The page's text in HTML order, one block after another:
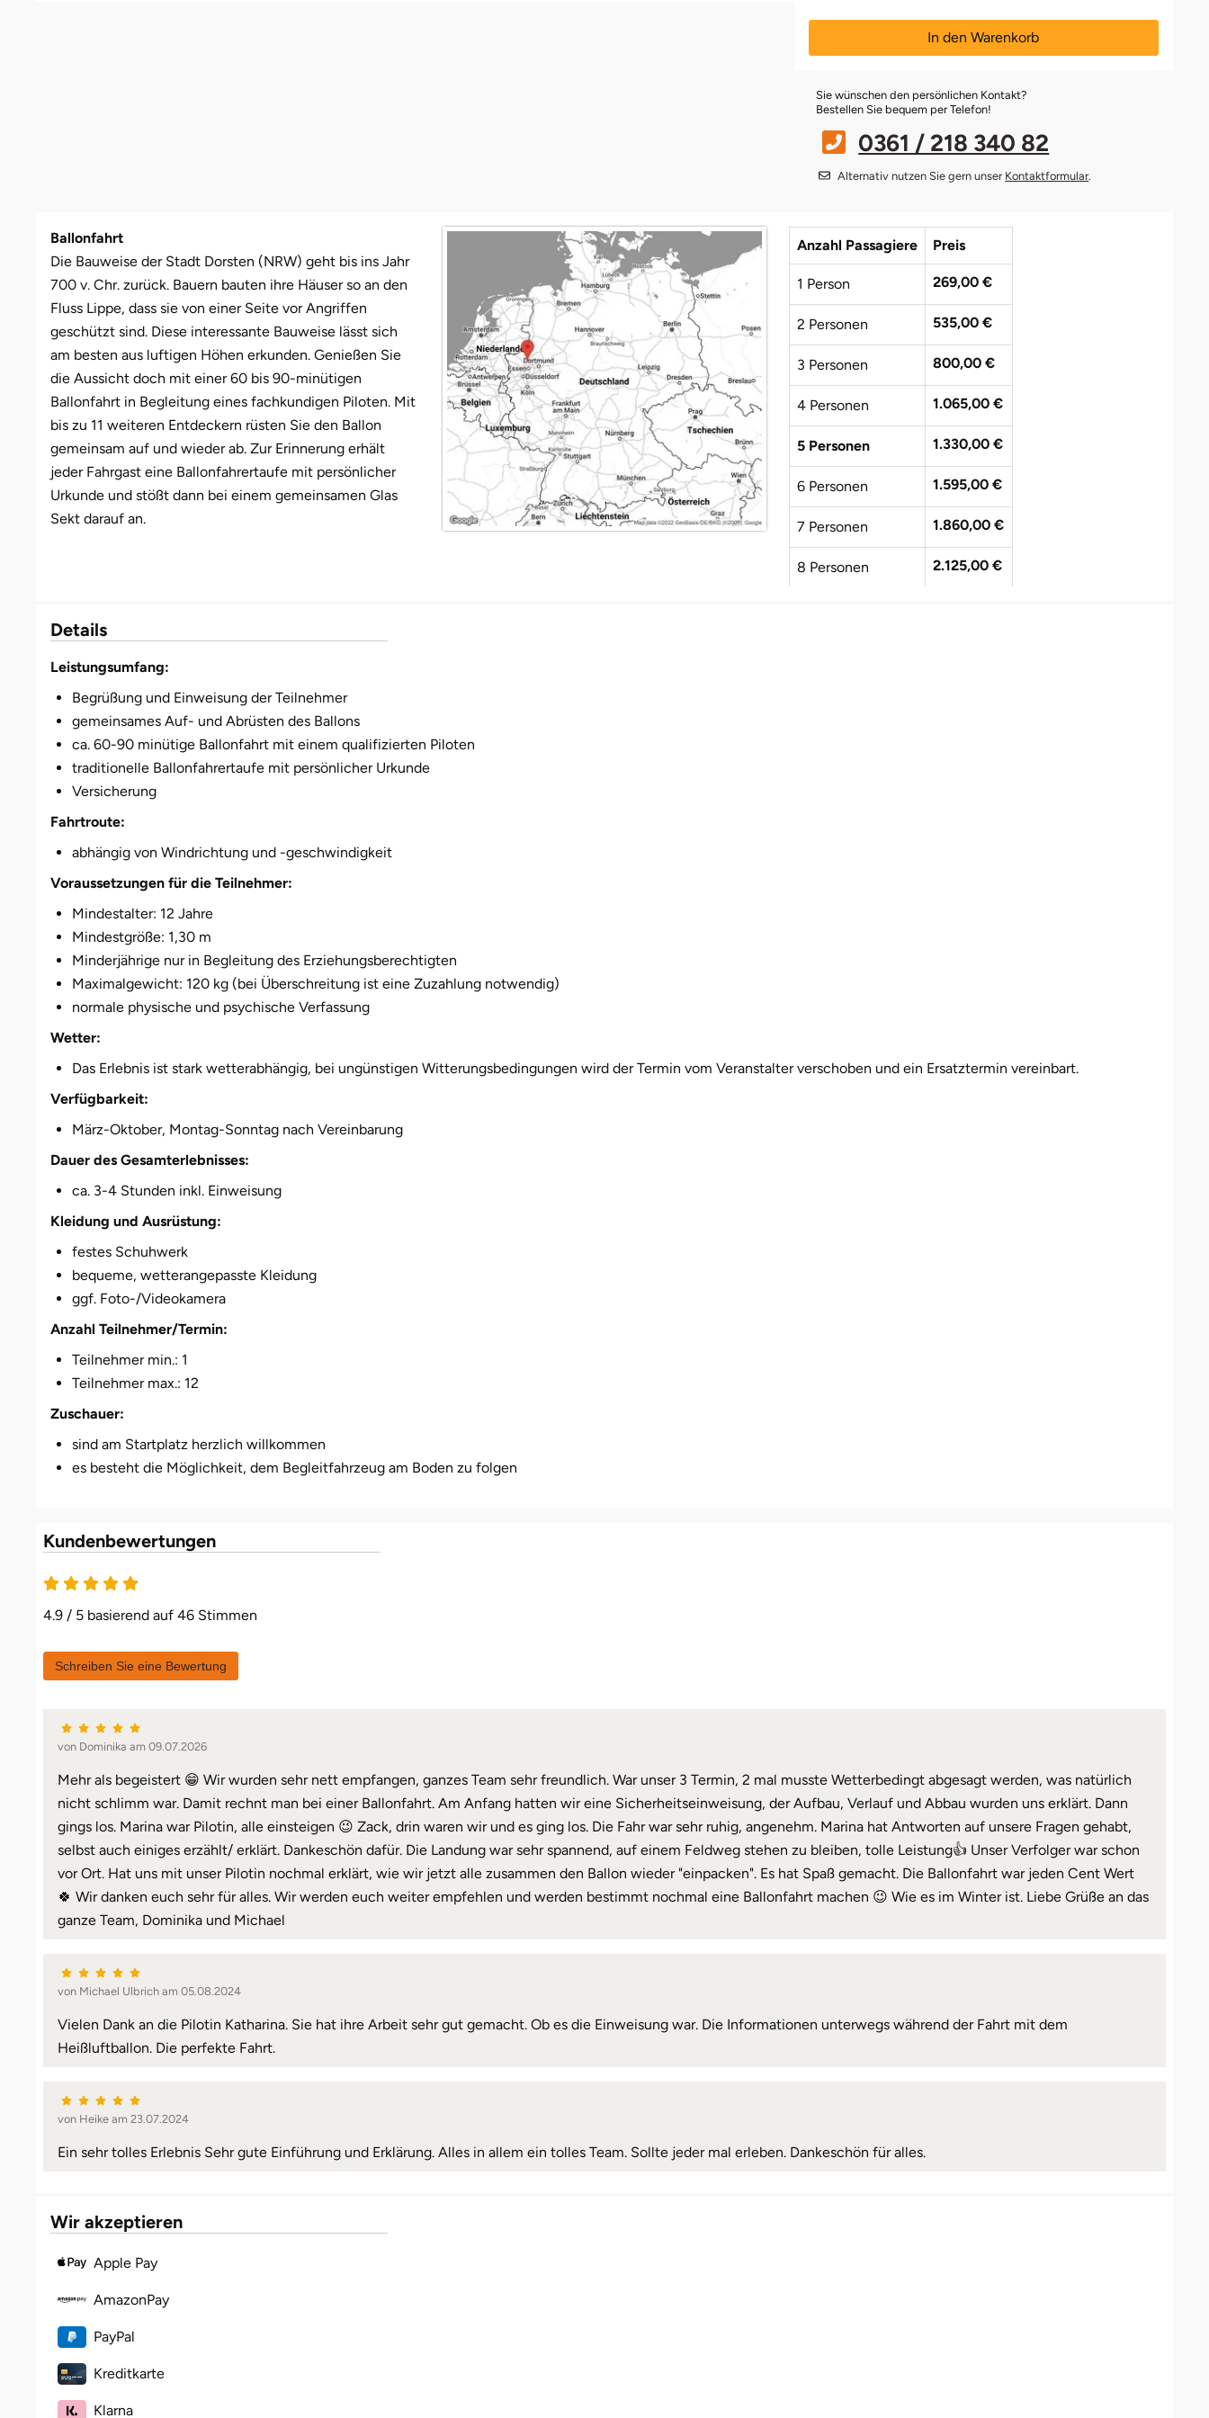
In den Warenkorb
Sie wünschen den persönlichen Kontakt?
Bestellen Sie bequem per Telefon!
0361 / 218 340 82
Alternativ nutzen Sie gern unser Kontaktformular.
Ballonfahrt
Die Bauweise der Stadt Dorsten (NRW) geht bis ins Jahr
700 v. Chr. zurück. Bauern bauten ihre Häuser so an den
Fluss Lippe, dass sie von einer Seite vor Angriffen
geschützt sind. Diese interessante Bauweise lässt sich
am besten aus luftigen Höhen erkunden. Genießen Sie
die Aussicht doch mit einer 60 bis 90-minütigen
Ballonfahrt in Begleitung eines fachkundigen Piloten. Mit
bis zu 11 weiteren Entdeckern rüsten Sie den Ballon
gemeinsam auf und wieder ab. Zur Erinnerung erhält
jeder Fahrgast eine Ballonfahrertaufe mit persönlicher
Urkunde und stößt dann bei einem gemeinsamen Glas
Sekt darauf an.
Anzahl Passagiere Preis
1 Person 269,00 €
2 Personen 535,00 €
3 Personen 800,00 €
4 Personen 1.065,00 €
5 Personen 1.330,00 €
6 Personen 1.595,00 €
7 Personen 1.860,00 €
8 Personen 2.125,00 €
Details
Leistungsumfang:
Begrüßung und Einweisung der Teilnehmer
gemeinsames Auf- und Abrüsten des Ballons
ca. 60-90 minütige Ballonfahrt mit einem qualifizierten Piloten
traditionelle Ballonfahrertaufe mit persönlicher Urkunde
Versicherung
Fahrtroute:
abhängig von Windrichtung und -geschwindigkeit
Voraussetzungen für die Teilnehmer:
Mindestalter: 12 Jahre
Mindestgröße: 1,30 m
Minderjährige nur in Begleitung des Erziehungsberechtigten
Maximalgewicht: 120 kg (bei Überschreitung ist eine Zuzahlung notwendig)
normale physische und psychische Verfassung
Wetter:
Das Erlebnis ist stark wetterabhängig, bei ungünstigen Witterungsbedingungen wird der Termin vom Veranstalter verschoben und ein Ersatztermin vereinbart.
Verfügbarkeit:
März-Oktober, Montag-Sonntag nach Vereinbarung
Dauer des Gesamterlebnisses:
ca. 3-4 Stunden inkl. Einweisung
Kleidung und Ausrüstung:
festes Schuhwerk
bequeme, wetterangepasste Kleidung
ggf. Foto-/Videokamera
Anzahl Teilnehmer/Termin:
Teilnehmer min.: 1
Teilnehmer max.: 12
Zuschauer:
sind am Startplatz herzlich willkommen
es besteht die Möglichkeit, dem Begleitfahrzeug am Boden zu folgen
Kundenbewertungen
4.9 von 5
4.9 / 5 basierend auf 46 Stimmen
Schreiben Sie eine Bewertung
von Dominika am 09.07.2026
Mehr als begeistert 😁 Wir wurden sehr nett empfangen, ganzes Team sehr freundlich. War unser 3 Termin, 2 mal musste Wetterbedingt abgesagt werden, was natürlich
nicht schlimm war. Damit rechnt man bei einer Ballonfahrt. Am Anfang hatten wir eine Sicherheitseinweisung, der Aufbau, Verlauf und Abbau wurden uns erklärt. Dann
gings los. Marina war Pilotin, alle einsteigen 😉 Zack, drin waren wir und es ging los. Die Fahr war sehr ruhig, angenehm. Marina hat Antworten auf unsere Fragen gehabt,
selbst auch einiges erzählt/ erklärt. Dankeschön dafür. Die Landung war sehr spannend, auf einem Feldweg stehen zu bleiben, tolle Leistung👍 Unser Verfolger war schon
vor Ort. Hat uns mit unser Pilotin nochmal erklärt, wie wir jetzt alle zusammen den Ballon wieder "einpacken". Es hat Spaß gemacht. Die Ballonfahrt war jeden Cent Wert
🍀 Wir danken euch sehr für alles. Wir werden euch weiter empfehlen und werden bestimmt nochmal eine Ballonfahrt machen 😉 Wie es im Winter ist. Liebe Grüße an das
ganze Team, Dominika und Michael
von Michael Ulbrich am 05.08.2024
Vielen Dank an die Pilotin Katharina. Sie hat ihre Arbeit sehr gut gemacht. Ob es die Einweisung war. Die Informationen unterwegs während der Fahrt mit dem
Heißluftballon. Die perfekte Fahrt.
von Heike am 23.07.2024
Ein sehr tolles Erlebnis Sehr gute Einführung und Erklärung. Alles in allem ein tolles Team. Sollte jeder mal erleben. Dankeschön für alles.
Wir akzeptieren
Apple Pay
AmazonPay
PayPal
Kreditkarte
Klarna
Wuppertal
Zwickau
Wiesbaden
Meißen
Mengen
München
Münster
Nürnberg
Riesa
Ruhrgebiet
Strausberg (Berlin/Brandenburg)
Sömmerda
sächsische Schweiz
Nordhausen
Querfurt
Römhild
Saalfeld
Sangerhausen
Sonneberg
Weimar
Weißenfels
Witterda
Würzburg
Zwickau
Tochter